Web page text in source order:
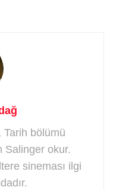
Tarih bölümü
Salinger okur.
sineması ilgi